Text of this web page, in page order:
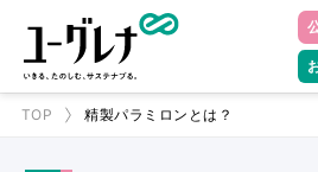
TOP 精製パラミロンとは？